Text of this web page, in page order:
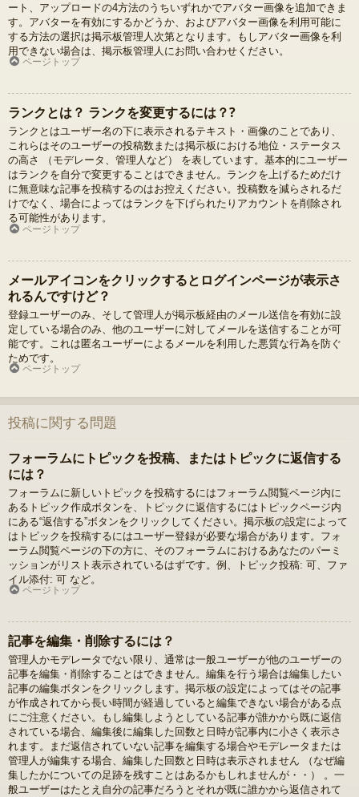
ート、アップロードの4方法のうちいずれかでアバター画像を追加できま
す。アバターを有効にするかどうか、およびアバター画像を利用可能に
する方法の選択は掲示板管理人次第となります。もしアバター画像を利
用できない場合は、掲示板管理人にお問い合わせください。
ページトップ
ランクとは？ ランクを変更するには？?
ランクとはユーザー名の下に表示されるテキスト・画像のことであり、
これらはそのユーザーの投稿数または掲示板における地位・ステータス
の高さ （モデレータ、管理人など） を表しています。基本的にユーザー
はランクを自分で変更することはできません。ランクを上げるためだけ
に無意味な記事を投稿するのはお控えください。投稿数を減らされるだ
けでなく、場合によってはランクを下げられたりアカウントを削除され
る可能性があります。
ページトップ
メールアイコンをクリックするとログインページが表示さ
れるんですけど？
登録ユーザーのみ、そして管理人が掲示板経由のメール送信を有効に設
定している場合のみ、他のユーザーに対してメールを送信することが可
能です。これは匿名ユーザーによるメールを利用した悪質な行為を防ぐ
ためです。
ページトップ
投稿に関する問題
フォーラムにトピックを投稿、またはトピックに返信する
には？
フォーラムに新しいトピックを投稿するにはフォーラム閲覧ページ内に
あるトピック作成ボタンを、トピックに返信するにはトピックページ内
にある“返信する”ボタンをクリックしてください。掲示板の設定によって
はトピックを投稿するにはユーザー登録が必要な場合があります。フォ
ーラム閲覧ページの下の方に、そのフォーラムにおけるあなたのパーミ
ッションがリスト表示されているはずです。例、トピック投稿: 可、ファ
イル添付: 可 など。
ページトップ
記事を編集・削除するには？
管理人かモデレータでない限り、通常は一般ユーザーが他のユーザーの
記事を編集・削除することはできません。編集を行う場合は編集したい
記事の編集ボタンをクリックします。掲示板の設定によってはその記事
が作成されてから長い時間が経過していると編集できない場合がある点
にご注意ください。もし編集しようとしている記事が誰かから既に返信
されている場合、編集後に編集した回数と日時が記事内に小さく表示さ
れます。まだ返信されていない記事を編集する場合やモデレータまたは
管理人が編集する場合、編集した回数と日時は表示されません （なぜ編
集したかについての足跡を残すことはあるかもしれませんが・・） 。一
般ユーザーはたとえ自分の記事だろうとそれが既に誰かから返信されて